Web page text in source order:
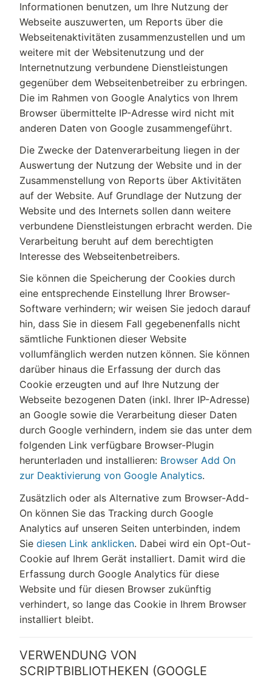
Informationen benutzen, um Ihre Nutzung der
Webseite auszuwerten, um Reports über die
Webseitenaktivitäten zusammenzustellen und um
weitere mit der Websitenutzung und der
Internetnutzung verbundene Dienstleistungen
gegenüber dem Webseitenbetreiber zu erbringen.
Die im Rahmen von Google Analytics von Ihrem
Browser übermittelte IP-Adresse wird nicht mit
anderen Daten von Google zusammengeführt.
Die Zwecke der Datenverarbeitung liegen in der
Auswertung der Nutzung der Website und in der
Zusammenstellung von Reports über Aktivitäten
auf der Website. Auf Grundlage der Nutzung der
Website und des Internets sollen dann weitere
verbundene Dienstleistungen erbracht werden. Die
Verarbeitung beruht auf dem berechtigten
Interesse des Webseitenbetreibers.
Sie können die Speicherung der Cookies durch
eine entsprechende Einstellung Ihrer Browser-
Software verhindern; wir weisen Sie jedoch darauf
hin, dass Sie in diesem Fall gegebenenfalls nicht
sämtliche Funktionen dieser Website
vollumfänglich werden nutzen können. Sie können
darüber hinaus die Erfassung der durch das
Cookie erzeugten und auf Ihre Nutzung der
Webseite bezogenen Daten (inkl. Ihrer IP-Adresse)
an Google sowie die Verarbeitung dieser Daten
durch Google verhindern, indem sie das unter dem
folgenden Link verfügbare Browser-Plugin
herunterladen und installieren: Browser Add On
zur Deaktivierung von Google Analytics.
Zusätzlich oder als Alternative zum Browser-Add-
On können Sie das Tracking durch Google
Analytics auf unseren Seiten unterbinden, indem
Sie diesen Link anklicken. Dabei wird ein Opt-Out-
Cookie auf Ihrem Gerät installiert. Damit wird die
Erfassung durch Google Analytics für diese
Website und für diesen Browser zukünftig
verhindert, so lange das Cookie in Ihrem Browser
installiert bleibt.
VERWENDUNG VON
SCRIPTBIBLIOTHEKEN (GOOGLE